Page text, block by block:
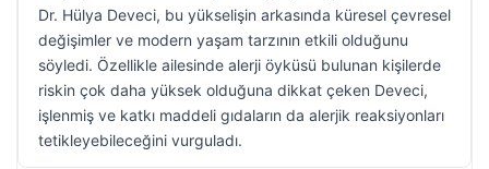
Dr. Hülya Deveci, bu yükselişin arkasında küresel çevresel
değişimler ve modern yaşam tarzının etkili olduğunu
söyledi. Özellikle ailesinde alerji öyküsü bulunan kişilerde
riskin çok daha yüksek olduğuna dikkat çeken Deveci,
işlenmiş ve katkı maddeli gıdaların da alerjik reaksiyonları
tetikleyebileceğini vurguladı.